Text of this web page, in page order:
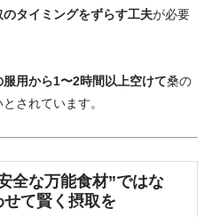
のタイミングをずらす工夫が必要
服用から1〜2時間 以上空けて桑の
と されています。
全な万能食材”ではな
せて賢く 摂取を